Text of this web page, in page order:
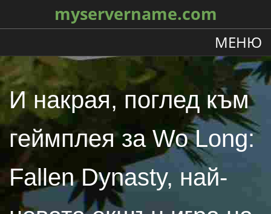
myservername.com
МЕНЮ
И накрая, поглед към
геймплея за Wo Long:
Fallen Dynasty, най-